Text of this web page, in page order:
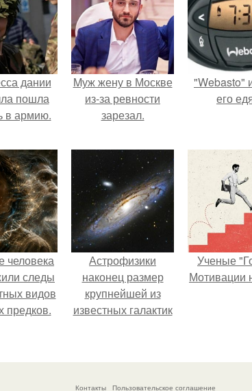
дании
пошла
в армию.
Mуж жену в Москве
из-за ревности
зарезал.
"Webasto"
его
человека
следы
видов
предков.
Астрофизики
наконец размер
крупнейшей из
известных галактик
Ученые
Мотивации
Контакты Пользовательское соглашение